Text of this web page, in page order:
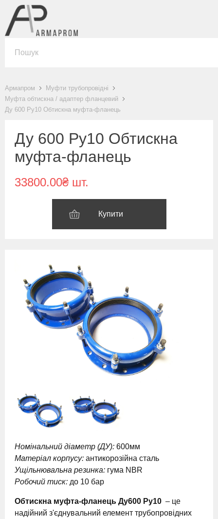
Армапром
Муфти трубопровідні
Муфта обтискна / адаптер фланцевий
Ду 600 Ру10 Обтискна муфта-фланець
Ду 600 Ру10 Обтискна
муфта-фланець
33800.00₴ шт.
Купити
Номінальний діаметр (ДУ): 600мм
Матеріал корпусу: антикорозійна сталь
Ущільнювальна резинка: гума NBR
Робочий тиск: до 10 бар
Обтискна муфта-фланець Ду600 Ру10 – це
надійний з'єднувальний елемент трубопровідних